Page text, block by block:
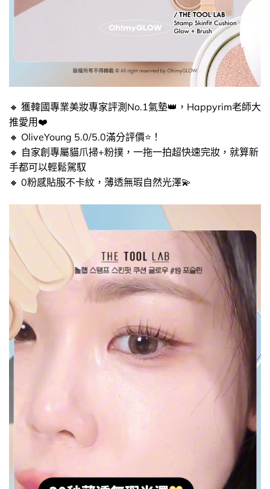
🔸​ 獲韓國專業美妝專家評測No.1氣墊👑​，Happyrim老師大
推愛用❤️​
🔸​ OliveYoung 5.0/5.0滿分評價⭐​！
🔸​ 自家創專屬貓爪掃+粉撲，一拖一拍超快速完妝，就算新
手都可以輕鬆駕馭
🔸​ 0粉感貼服不卡紋，​薄透無瑕自然光澤💫​